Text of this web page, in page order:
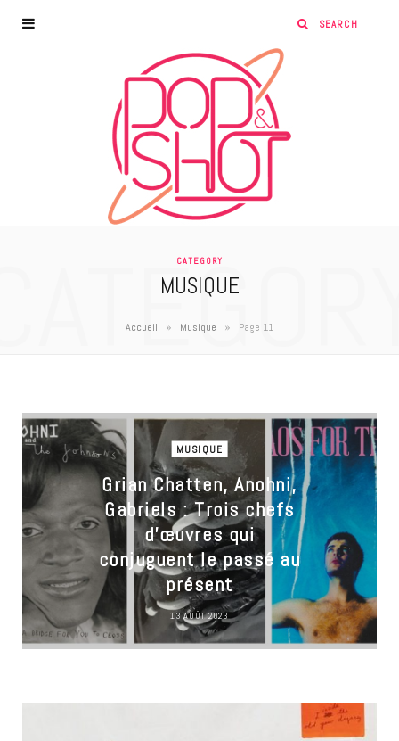
CATEGORY
MUSIQUE
Accueil » Musique » Page 11
MUSIQUE
Grian Chatten, Anohni,
Gabriels : Trois chefs
d’œuvres qui
conjuguent le passé au
présent
13 AOÛT 2023